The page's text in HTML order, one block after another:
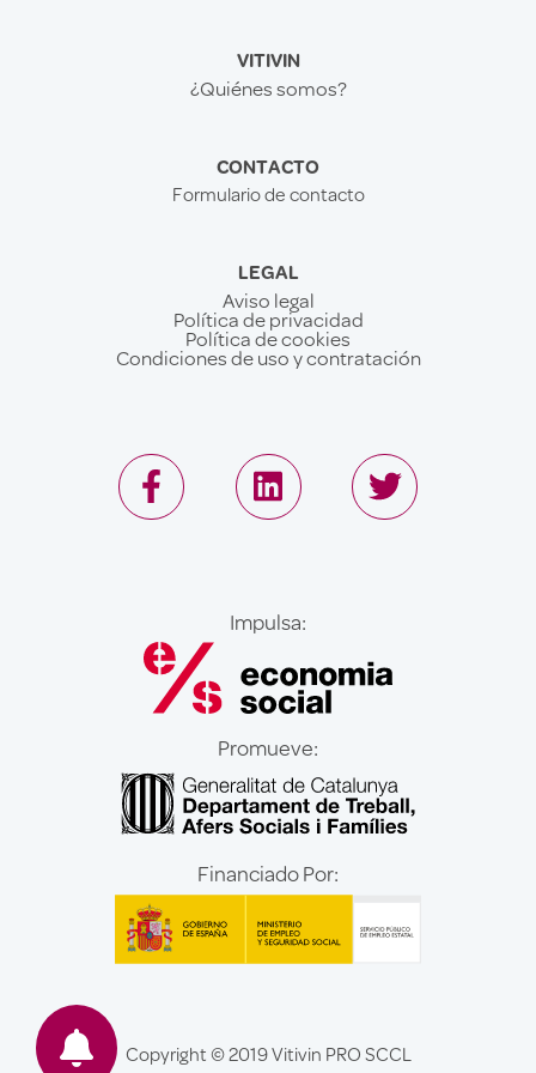
VITIVIN
¿Quiénes somos?
CONTACTO
Formulario de contacto
LEGAL
Aviso legal
Política de privacidad
Política de cookies
Condiciones de uso y contratación
Impulsa:
Promueve:
Financiado Por:
Copyright © 2019 Vitivin PRO SCCL